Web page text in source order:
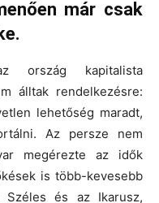
már csak
ország kapitalista
álltak rendelkezésre:
lehetőség maradt,
Az persze nem
megérezte az idők
is több-kevesebb
és az Ikarusz,